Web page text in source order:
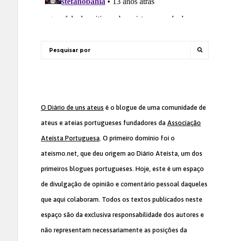
O Diário de uns ateus é o blogue de uma comunidade de
ateus e ateias portugueses fundadores da Associação
Ateísta Portuguesa. O primeiro domínio foi o
ateismo.net, que deu origem ao Diário Ateísta, um dos
primeiros blogues portugueses. Hoje, este é um espaço
de divulgação de opinião e comentário pessoal daqueles
que aqui colaboram. Todos os textos publicados neste
espaço são da exclusiva responsabilidade dos autores e
não representam necessariamente as posições da